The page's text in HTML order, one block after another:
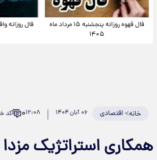
فال قهوه روزانه پنجشنبه ۱۵ مرداد ماه
۱۴۰۵
خانه>اقتصادی ۰۶ آبان ۱۴۰۴ ۱۲:۰۸۰ کد خبر:
همکاری استراتژیک